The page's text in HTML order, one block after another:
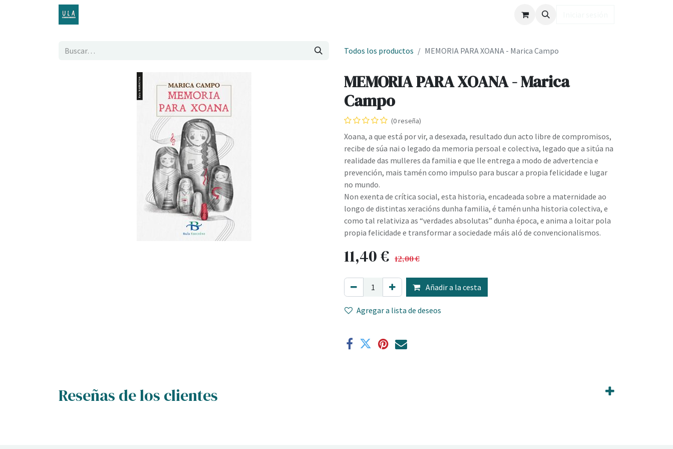
Todos los productos MEMORIA PARA XOANA - Marica Campo
MEMORIA PARA XOANA - Marica
Campo
(0 reseña)
Xoana, a que está por vir, a desexada, resultado dun acto libre de compromisos,
recibe de súa nai o legado da memoria persoal e colectiva, legado que a sitúa na
realidade das mulleres da familia e que lle entrega a modo de advertencia e
prevención, mais tamén como impulso para buscar a propia felicidade e lugar
no mundo.
Non exenta de crítica social, esta historia, encadeada sobre a maternidade ao
longo de distintas xeracións dunha familia, é tamén unha historia colectiva, e
como tal relativiza as “verdades absolutas” dunha época, e anima a loitar pola
propia felicidade e transformar a sociedade máis aló de convencionalismos.
11,40€ 12,00€
Añadir a la cesta
Agregar a lista de deseos
Reseñas de los clientes